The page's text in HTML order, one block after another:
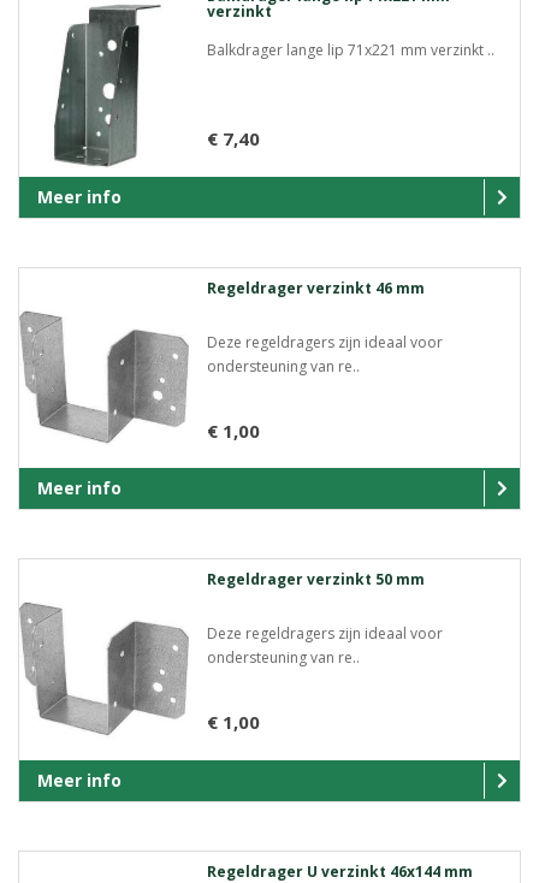
verzinkt
Balkdrager lange lip 71x221 mm verzinkt ..
€ 7,40
Meer info
Regeldrager verzinkt 46 mm
Deze regeldragers zijn ideaal voor
ondersteuning van re..
€ 1,00
Meer info
Regeldrager verzinkt 50 mm
Deze regeldragers zijn ideaal voor
ondersteuning van re..
€ 1,00
Meer info
Regeldrager U verzinkt 46x144 mm